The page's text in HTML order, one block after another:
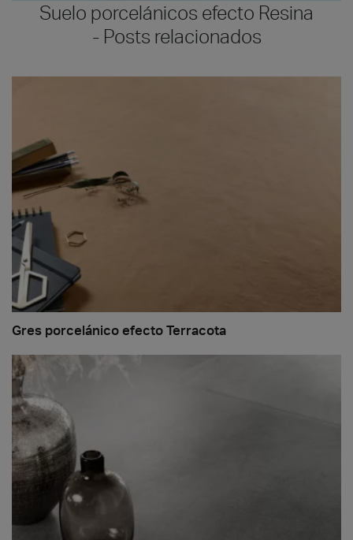
Suelo porcelánicos efecto Resina
- Posts relacionados
Gres porcelánico efecto Terracota